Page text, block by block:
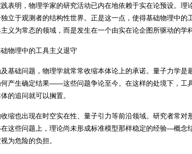
表明，物理学家的研究活动已内在地依赖于实在论预设。
独立于观测者的结构性世界。正是这一点，使得基础物理中
义为常态的领域，而是发生在一个由实在论企图所驱动的学
物理中的工具主义退守
基础问题，物理学就常常收缩本体论上的承诺。量子力学是
产生确定结果——这些问题争论至今。在这样的处境下，工
的追问就可以搁置。
缩也出现在时空实在性、量子引力等前沿领域。研究者常
这些问题上，理论尚未形成标准模型那样稳定的经验—概念
为危险的负担。